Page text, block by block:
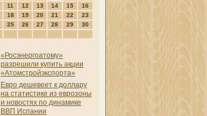
11 12 13 14 15
16
18 19 20 21 22
23
25 26 27 28 29
30
«Росэнергоатому»
разрешили купить акции
«Атомстройэкспорта»
Евро дешевеет к доллару
на статистике из еврозоны
и новостях по динамике
ВВП Испани­и